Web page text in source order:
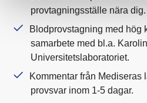
provtagningsställe nära dig.
Blodprovstagning med hög
samarbete med bl.a.
Universitetslaboratoriet.
Kommentar från Mediseras
provsvar inom 1-5 dagar.